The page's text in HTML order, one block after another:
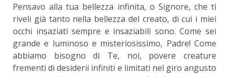
Pensavo alla tua bellezza infinita, o Signore, che ti
riveli già tanto nella bellezza del creato, di cui i miei
occhi insaziati sempre e insaziabili sono. Come sei
grande e luminoso e misteriosissimo, Padre! Come
abbiamo bisogno di Te, noi, povere creature
frementi di desiderii infiniti e limitati nel giro angusto